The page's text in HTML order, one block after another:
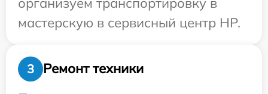
мастерскую в сервисный центр HP.
3
Ремонт техники